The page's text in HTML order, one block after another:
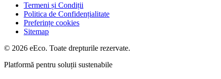
Termeni și Condiții
Politica de Confidențialitate
Preferințe cookies
Sitemap
© 2026 eEco. Toate drepturile rezervate.
Platformă pentru soluții sustenabile